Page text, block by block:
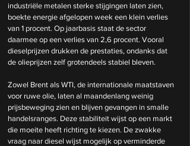
industriële metalen sterke stijgingen laten zien,
boekte energie afgelopen week een klein verlies
van 1 procent. Op jaarbasis staat de sector
daarmee op een verlies van 2,6 procent. Vooral
dieselprijzen drukken de prestaties, ondanks dat
de olieprijzen zelf grotendeels stabiel bleven.
Zowel Brent als WTI, de internationale maatstaven
voor ruwe olie, laten al maandenlang weinig
prijsbeweging zien en blijven gevangen in smalle
handelsranges. Deze stabiliteit wijst op een markt
die moeite heeft richting te kiezen. De zwakke
vraag naar diesel wijst mogelijk op verminderde